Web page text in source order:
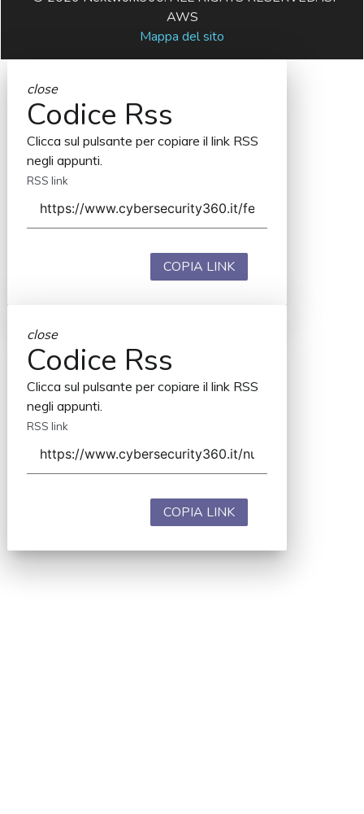
AWS
Mappa del sito
close
Codice Rss
Clicca sul pulsante per copiare il link RSS
negli appunti.
RSS link
COPIA LINK
close
Codice Rss
Clicca sul pulsante per copiare il link RSS
negli appunti.
RSS link
COPIA LINK